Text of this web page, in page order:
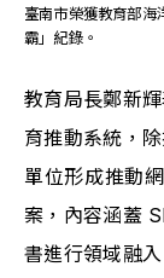
臺南市榮獲教育部海
霸」紀錄。
教育局長鄭新
育推動系統，
單位形成推動
案，內容涵蓋
書進行領域融